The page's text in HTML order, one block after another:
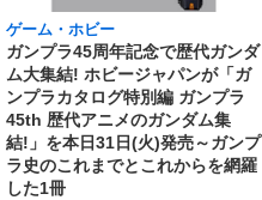
ゲーム・ホビー
ガンプラ45周年記念で歴代ガンダ
ム大集結! ホビージャパンが「ガ
ンプラカタログ特別編 ガンプラ
45th 歴代アニメのガンダム集
結!」を本日31日(火)発売～ガンプ
ラ史のこれまでとこれからを網羅
した1冊